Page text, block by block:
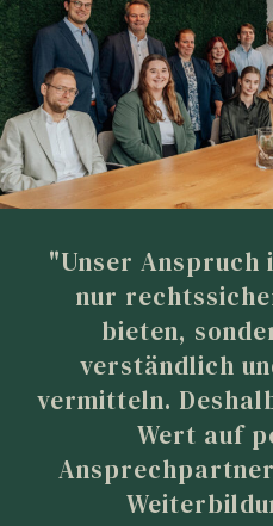
"Unser Anspruch
nur
bieten,
verständlich
vermitteln.
Wert auf